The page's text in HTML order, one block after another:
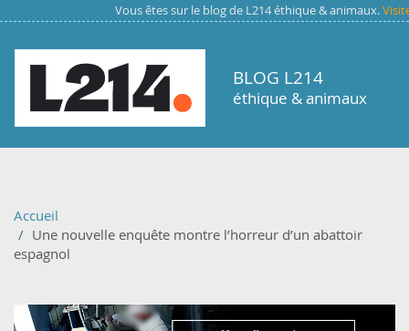
Aller au contenu principalVous êtes sur le blog de L214 éthique & animaux.
BLOG L214
éthique & animaux
Accueil
Une nouvelle enquête montre l’horreur d’un abattoir
espagnol